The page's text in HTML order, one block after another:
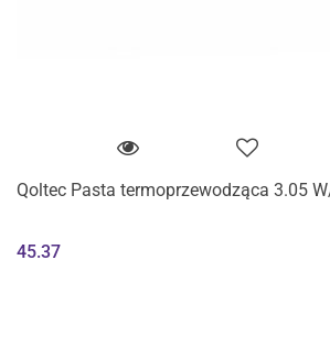
Qoltec Pasta termoprzewodząca 3.05
45.37